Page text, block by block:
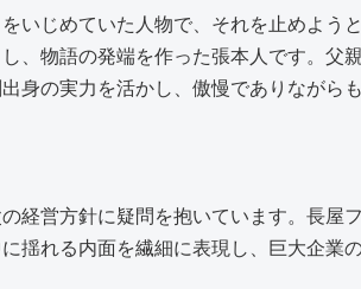
いじめていた人物で、それを止めよう
、物語の発端を作った張本人です。父
身の実力を活かし、傲慢でありながら
経営方針に疑問を抱いています。長屋
揺れる内面を繊細に表現し、巨大企業